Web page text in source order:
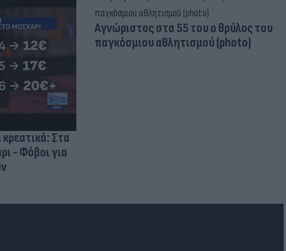
Στα
- Φόβοι για
Aγνώριστος στα 55 του ο θρύλος του
παγκόσμιου αθλητισμού (photo)